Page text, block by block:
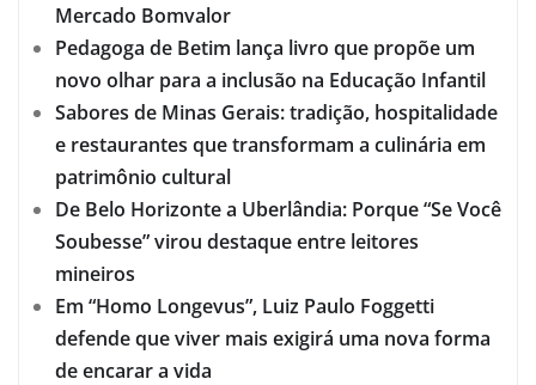
Mercado Bomvalor
Pedagoga de Betim lança livro que propõe um
novo olhar para a inclusão na Educação Infantil
Sabores de Minas Gerais: tradição, hospitalidade
e restaurantes que transformam a culinária em
patrimônio cultural
De Belo Horizonte a Uberlândia: Porque “Se Você
Soubesse” virou destaque entre leitores
mineiros
Em “Homo Longevus”, Luiz Paulo Foggetti
defende que viver mais exigirá uma nova forma
de encarar a vida